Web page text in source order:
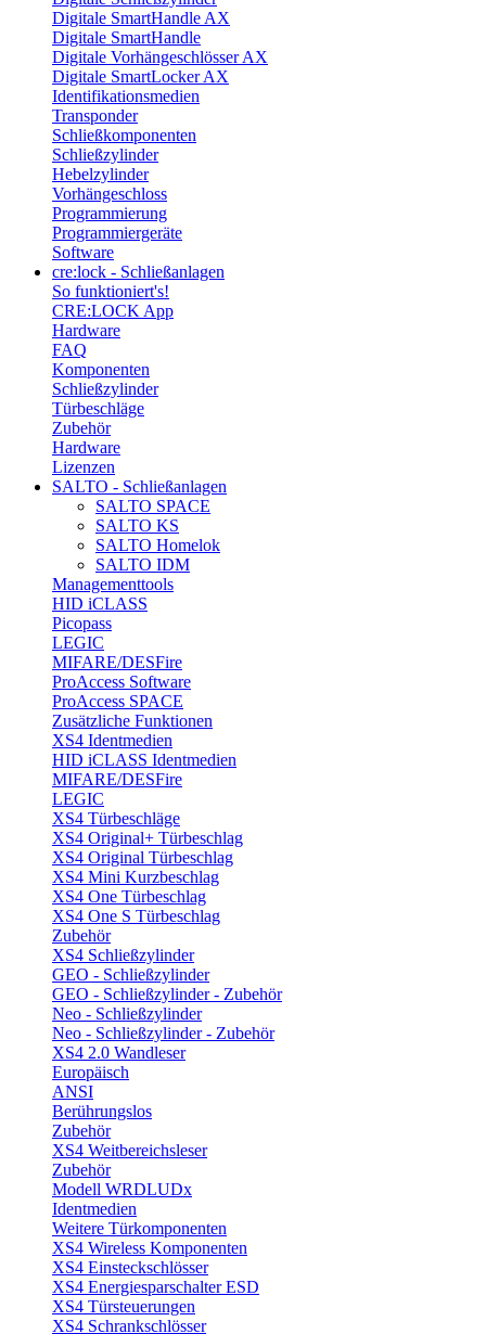
Digitale SmartHandle AX
Digitale SmartHandle
Digitale Vorhängeschlösser AX
Digitale SmartLocker AX
Identifikationsmedien
Transponder
Schließkomponenten
Schließzylinder
Hebelzylinder
Vorhängeschloss
Programmierung
Programmiergeräte
Software
cre:lock - Schließanlagen
So funktioniert's!
CRE:LOCK App
Hardware
FAQ
Komponenten
Schließzylinder
Türbeschläge
Zubehör
Hardware
Lizenzen
SALTO - Schließanlagen
SALTO SPACE
SALTO KS
SALTO Homelok
SALTO IDM
Managementtools
HID iCLASS
Picopass
LEGIC
MIFARE/DESFire
ProAccess Software
ProAccess SPACE
Zusätzliche Funktionen
XS4 Identmedien
HID iCLASS Identmedien
MIFARE/DESFire
LEGIC
XS4 Türbeschläge
XS4 Original+ Türbeschlag
XS4 Original Türbeschlag
XS4 Mini Kurzbeschlag
XS4 One Türbeschlag
XS4 One S Türbeschlag
Zubehör
XS4 Schließzylinder
GEO - Schließzylinder
GEO - Schließzylinder - Zubehör
Neo - Schließzylinder
Neo - Schließzylinder - Zubehör
XS4 2.0 Wandleser
Europäisch
ANSI
Berührungslos
Zubehör
XS4 Weitbereichsleser
Zubehör
Modell WRDLUDx
Identmedien
Weitere Türkomponenten
XS4 Wireless Komponenten
XS4 Einsteckschlösser
XS4 Energiesparschalter ESD
XS4 Türsteuerungen
XS4 Schrankschlösser